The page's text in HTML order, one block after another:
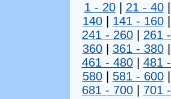
1 - 20| 21 - 40
140| 141 - 160
241 - 260| 261
360| 361 - 380
461 - 480| 481
580| 581 - 600
681 - 700| 701